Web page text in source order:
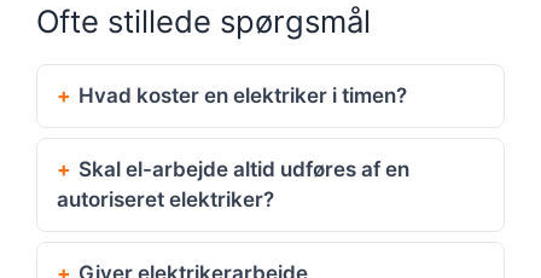
Ofte stillede spørgsmål
Hvad koster en elektriker i timen?
Skal el-arbejde altid udføres af en
autoriseret elektriker?
Giver elektrikerarbejde